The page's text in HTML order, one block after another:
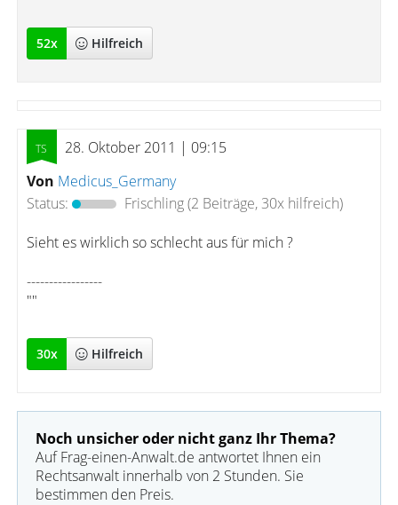
52x Hilfreich
28. Oktober 2011 | 09:15
Von Medicus_Germany
Status:
Frischling(2 Beiträge, 30x hilfreich)
Sieht es wirklich so schlecht aus für mich ?
-----------------
""
30x Hilfreich
Noch unsicher oder nicht ganz Ihr Thema?
Auf Frag-einen-Anwalt.de antwortet Ihnen ein
Rechtsanwalt innerhalb von 2 Stunden. Sie
bestimmen den Preis.